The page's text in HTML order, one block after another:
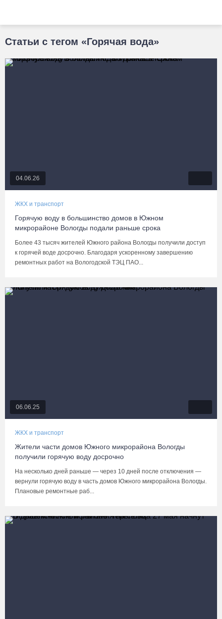
Статьи с тегом «Горячая вода»
04.06.26
ЖКХ и транспорт
Горячую воду в большинство домов в Южном
микрорайоне Вологды подали раньше срока
Более 43 тысяч жителей Южного района Вологды получили доступ
к горячей воде досрочно. Благодаря ускоренному завершению
ремонтных работ на Вологодской ТЭЦ ПАО...
06.06.25
ЖКХ и транспорт
Жители части домов Южного микрорайона Вологды
получили горячую воду досрочно
На несколько дней раньше — через 10 дней после отключения —
вернули горячую воду в часть домов Южного микрорайона Вологды.
Плановые ремонтные раб...